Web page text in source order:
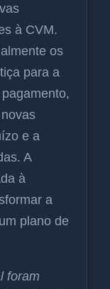
à CVM.
os
para a
e a
A
à
a
plano de
foram